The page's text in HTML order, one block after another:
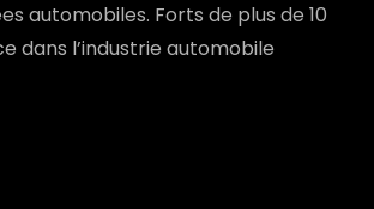
automobiles. Forts de plus de 10
dans l’industrie automobile